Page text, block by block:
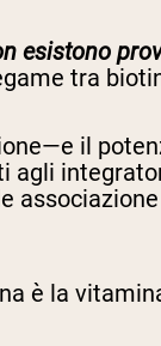
esistono
tra
il
agli
è la